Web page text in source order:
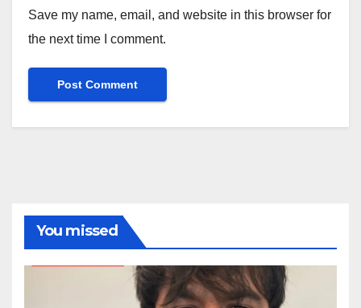
Save my name, email, and website in this browser for
the next time I comment.
You missed